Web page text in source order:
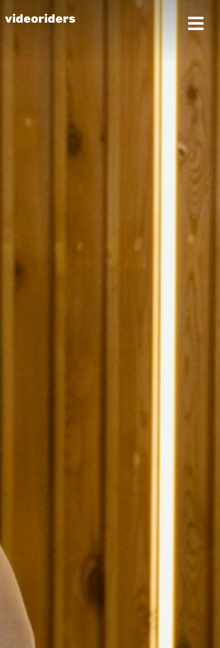
videoriders